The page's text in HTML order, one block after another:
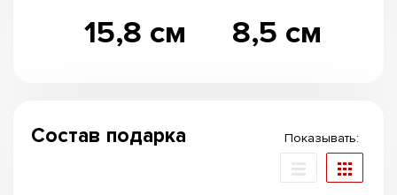
15,8 см 8,5 см
Состав подарка Показывать: